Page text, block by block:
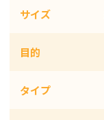
サイズ
目的
タイプ